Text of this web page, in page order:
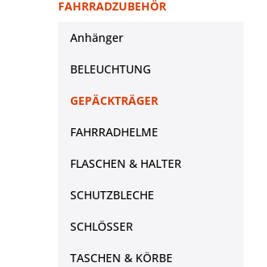
FAHRRADZUBEHÖR
Anhänger
BELEUCHTUNG
GEPÄCKTRÄGER
FAHRRADHELME
FLASCHEN & HALTER
SCHUTZBLECHE
SCHLÖSSER
TASCHEN & KÖRBE